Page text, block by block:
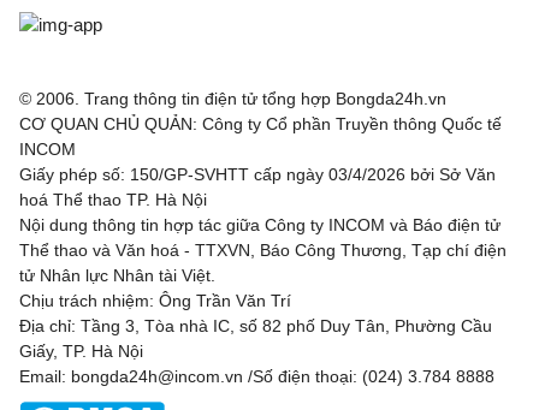
© 2006. Trang thông tin điện tử tổng hợp Bongda24h.vn
CƠ QUAN CHỦ QUẢN: Công ty Cổ phần Truyền thông Quốc tế
INCOM
Giấy phép số: 150/GP-SVHTT cấp ngày 03/4/2026 bởi Sở Văn
hoá Thể thao TP. Hà Nội
Nội dung thông tin hợp tác giữa Công ty INCOM và Báo điện tử
Thể thao và Văn hoá - TTXVN, Báo Công Thương, Tạp chí điện
tử Nhân lực Nhân tài Việt.
Chịu trách nhiệm: Ông Trần Văn Trí
Địa chỉ: Tầng 3, Tòa nhà IC, số 82 phố Duy Tân, Phường Cầu
Giấy, TP. Hà Nội
Email: bongda24h@incom.vn /Số điện thoại: (024) 3.784 8888